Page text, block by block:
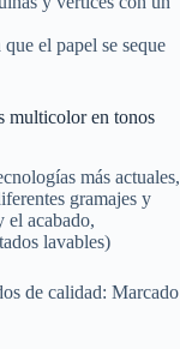
el papel se seque
multicolor en tonos
más actuales,
gramajes y
el acabado,
lavables)
de calidad: Marcado